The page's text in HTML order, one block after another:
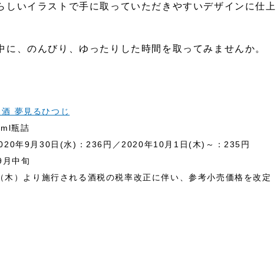
しいイラストで手に取っていただきやすいデザインに仕上
に、のんびり、ゆったりした時間を取ってみませんか。
夢見るひつじ
瓶詰
年9月30日(水)：236円／2020年10月1日(木)～：235円
中旬
）より施行される酒税の税率改正に伴い、参考小売価格を改定